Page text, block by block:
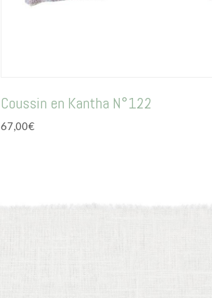
Coussin en Kantha N°122
67,00€